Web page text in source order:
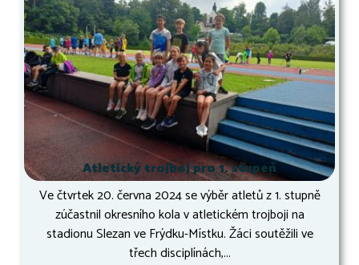
Atletický trojboj pro 1. stupeň
Ve čtvrtek 20. června 2024 se výběr atletů z 1. stupně
zúčastnil okresního kola v atletickém trojboji na
stadionu Slezan ve Frýdku-Místku. Žáci soutěžili ve
třech disciplínách,...